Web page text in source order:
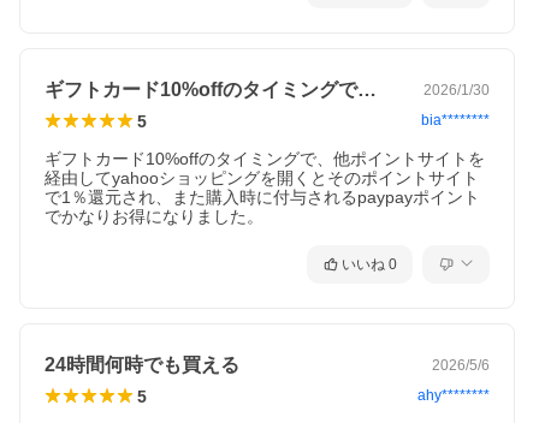
ギフトカード10%offのタイミングで… 2026/1/30
5 bia********
ギフトカード10%offのタイミングで、他ポイントサイトを
経由してyahooショッピングを開くとそのポイントサイト
で1％還元され、また購入時に付与されるpaypayポイント
でかなりお得になりました。
いいね 0
24時間何時でも買える 2026/5/6
5 ahy********